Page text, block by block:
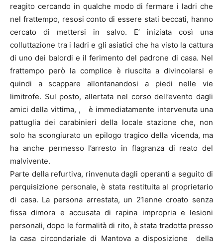
reagito cercando in qualche modo di fermare i ladri che
nel frattempo, resosi conto di essere stati beccati, hanno
cercato di mettersi in salvo. E’ iniziata così una
colluttazione tra i ladri e gli asiatici che ha visto la cattura
di uno dei balordi e il ferimento del padrone di casa. Nel
frattempo però la complice è riuscita a divincolarsi e
quindi a scappare allontanandosi a piedi nelle vie
limitrofe. Sul posto, allertata nel corso dell’evento dagli
amici della vittima, , è immediatamente intervenuta una
pattuglia dei carabinieri della locale stazione che, non
solo ha scongiurato un epilogo tragico della vicenda, ma
ha anche permesso l’arresto in flagranza di reato del
malvivente.
Parte della refurtiva, rinvenuta dagli operanti a seguito di
perquisizione personale, è stata restituita al proprietario
di casa. La persona arrestata, un 21enne croato senza
fissa dimora e accusata di rapina impropria e lesioni
personali, dopo le formalità di rito, è stata tradotta presso
la casa circondariale di Mantova a disposizione della